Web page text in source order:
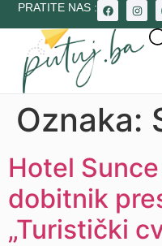
PRATITE NAS :
Oznaka:
Hotel
dobitnik
„Turistički